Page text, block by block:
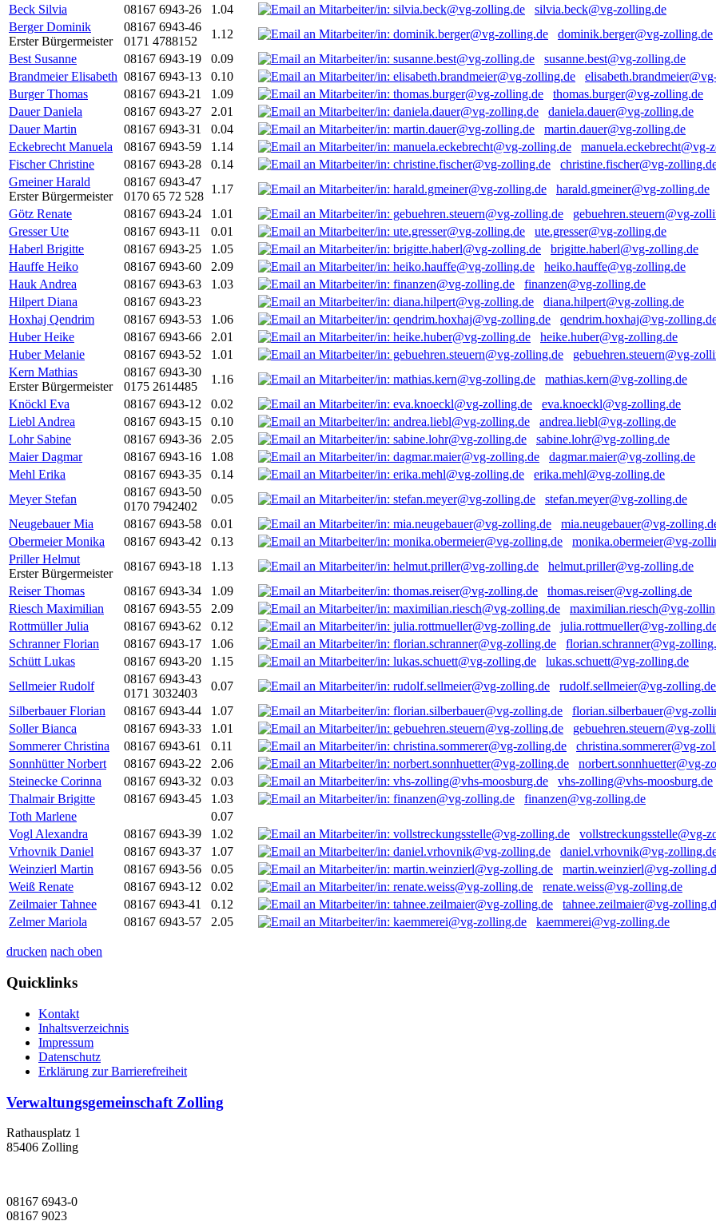
Beck Silvia
08167 6943-26 1.04
silvia.beck@vg-zolling.de
Berger Dominik
Erster Bürgermeister
08167 6943-46
0171 4788152
1.12
dominik.berger@vg-zolling.de
Best Susanne
08167 6943-19 0.09
susanne.best@vg-zolling.de
Brandmeier Elisabeth 08167 6943-13 0.10
Burger Thomas
08167 6943-21 1.09
thomas.burger@vg-zolling.de
Dauer Daniela
08167 6943-27 2.01
daniela.dauer@vg-zolling.de
Dauer Martin
08167 6943-31 0.04
martin.dauer@vg-zolling.de
Eckebrecht Manuela
08167 6943-59 1.14
manuela.eckebrecht@vg-
Fischer Christine
08167 6943-28 0.14
christine.fischer@vg-
Gmeiner Harald
Erster Bürgermeister
08167 6943-47
0170 65 72 528
1.17
harald.gmeiner@vg-zolling.de
Götz Renate
08167 6943-24 1.01
gebuehren.steuern@vg-
Gresser Ute
08167 6943-11 0.01
ute.gresser@vg-zolling.de
Haberl Brigitte
08167 6943-25 1.05
brigitte.haberl@vg-zolling.de
Hauffe Heiko
08167 6943-60 2.09
heiko.hauffe@vg-zolling.de
Hauk Andrea
08167 6943-63 1.03
finanzen@vg-zolling.de
Hilpert Diana
08167 6943-23
diana.hilpert@vg-zolling.de
Hoxhaj Qendrim
08167 6943-53 1.06
qendrim.hoxhaj@vg-
Huber Heike
08167 6943-66 2.01
heike.huber@vg-zolling.de
Huber Melanie
08167 6943-52 1.01
gebuehren.steuern@vg-
Kern Mathias
Erster Bürgermeister
08167 6943-30
0175 2614485
1.16
mathias.kern@vg-zolling.de
Knöckl Eva
08167 6943-12 0.02
eva.knoeckl@vg-zolling.de
Liebl Andrea
08167 6943-15 0.10
andrea.liebl@vg-zolling.de
Lohr Sabine
08167 6943-36 2.05
sabine.lohr@vg-zolling.de
Maier Dagmar
08167 6943-16 1.08
dagmar.maier@vg-zolling.de
Mehl Erika
08167 6943-35 0.14
erika.mehl@vg-zolling.de
Meyer Stefan
08167 6943-50
0170 7942402
0.05
stefan.meyer@vg-zolling.de
Neugebauer Mia
08167 6943-58 0.01
mia.neugebauer@vg-
Obermeier Monika
08167 6943-42 0.13
monika.obermeier@vg-
Priller Helmut
Erster Bürgermeister
08167 6943-18 1.13
helmut.priller@vg-zolling.de
Reiser Thomas
08167 6943-34 1.09
thomas.reiser@vg-zolling.de
Riesch Maximilian
08167 6943-55 2.09
maximilian.riesch@vg-
Rottmüller Julia
08167 6943-62 0.12
julia.rottmueller@vg-
Schranner Florian
08167 6943-17 1.06
florian.schranner@vg-
Schütt Lukas
08167 6943-20 1.15
lukas.schuett@vg-zolling.de
Sellmeier Rudolf
08167 6943-43
0171 3032403
0.07
rudolf.sellmeier@vg-zolling.de
Silberbauer Florian
08167 6943-44 1.07
florian.silberbauer@vg-
Soller Bianca
08167 6943-33 1.01
gebuehren.steuern@vg-
Sommerer Christina
08167 6943-61 0.11
christina.sommerer@vg-
Sonnhütter Norbert
08167 6943-22 2.06
norbert.sonnhuetter@vg-
Steinecke Corinna
08167 6943-32 0.03
vhs-zolling@vhs-moosburg.de
Thalmair Brigitte
08167 6943-45 1.03
finanzen@vg-zolling.de
Toth Marlene
0.07
Vogl Alexandra
08167 6943-39 1.02
vollstreckungsstelle@vg-
Vrhovnik Daniel
08167 6943-37 1.07
daniel.vrhovnik@vg-
Weinzierl Martin
08167 6943-56 0.05
martin.weinzierl@vg-
Weiß Renate
08167 6943-12 0.02
renate.weiss@vg-zolling.de
Zeilmaier Tahnee
08167 6943-41 0.12
tahnee.zeilmaier@vg-
Zelmer Mariola
08167 6943-57 2.05 kaemmerei@vg-zolling.de
drucken nach oben
Quicklinks
Kontakt
Inhaltsverzeichnis
Impressum
Datenschutz
Erklärung zur Barrierefreiheit
Verwaltungsgemeinschaft Zolling
Rathausplatz 1
85406 Zolling
08167 6943-0
08167 9023